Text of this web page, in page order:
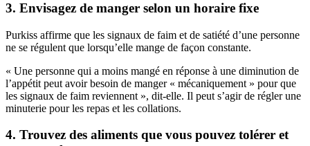
3. Envisagez de manger selon un horaire fixe
Purkiss affirme que les signaux de faim et de satiété d’une personne
ne se régulent que lorsqu’elle mange de façon constante.
« Une personne qui a moins mangé en réponse à une diminution de
l’appétit peut avoir besoin de manger « mécaniquement » pour que
les signaux de faim reviennent », dit-elle. Il peut s’agir de régler une
minuterie pour les repas et les collations.
4. Trouvez des aliments que vous pouvez tolérer et